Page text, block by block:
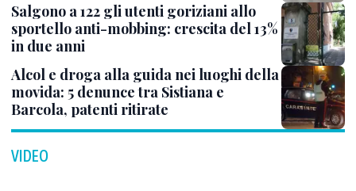
Salgono a 122 gli utenti goriziani allo
sportello anti-mobbing: crescita del 13%
in due anni
Alcol e droga alla guida nei luoghi della
movida: 5 denunce tra Sistiana e
Barcola, patenti ritirate
VIDEO